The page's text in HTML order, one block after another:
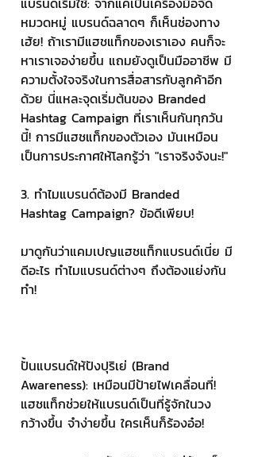
หมวดหมู่ แบรนด์ฉลาดๆ ก็เห็นช่องทาง
เฮ้ย! ถ้าเรามีแฮชแท็กของเราเอง คนก็จะ
หาเราเจอง่ายขึ้น แถมยังดูเป็นมืออาชีพ มี
ความตั้งใจจริงในการสื่อสารกับลูกค้าอีก
ด้วย นี่แหละจุดเริ่มต้นของ Branded
Hashtag Campaign ที่เราเห็นกันทุกวัน
นี้! การมีแฮชแท็กของตัวเอง มันเหมือน
เป็นการประกาศให้โลกรู้ว่า "เราจริงจังนะ!"
3. ทำไมแบรนด์ต้องมี Branded
Hashtag Campaign? ข้อดีเพียบ!
มาดูกันว่าแคมเปญแฮชแท็กแบรนด์เนี่ย มี
ดีอะไร ทำไมแบรนด์ต่างๆ ถึงต้องแย่งกัน
ทำ!
ปั้นแบรนด์ให้ปังปุริเย่ (Brand
Awareness): เหมือนมีป้ายไฟเคลื่อนที่!
แฮชแท็กช่วยให้แบรนด์เป็นที่รู้จักในวง
กว้างขึ้น จำง่ายขึ้น ใครเห็นก็ร้องอ๋อ!